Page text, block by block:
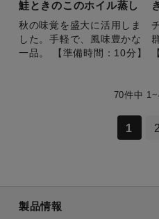
鮭ときのこのホイル蒸し
秋の味覚を盛大に活用しま
した。手軽で、風味豊かな
一品。 【準備時間：10分】
70件中
1 2
製品情報